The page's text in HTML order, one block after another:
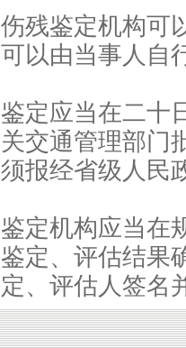
伤残鉴定机构可
可以由当事人自
鉴定应当在二十
关交通管理部门
须报经省级人民
鉴定机构应当在
鉴定、评估结果
定、评估人签名